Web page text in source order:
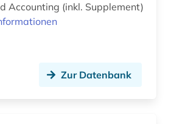
energiewirtschaft (1)
Accounting (inkl. Supplement)
Zur Datenbank